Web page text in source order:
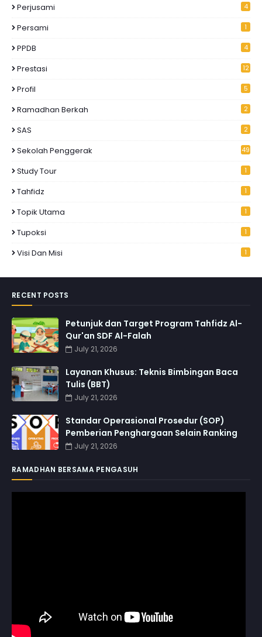
Perjusami 4
Persami 1
PPDB 4
Prestasi 12
Profil 5
Ramadhan Berkah 2
SAS 2
Sekolah Penggerak 49
Study Tour 1
Tahfidz 1
Topik Utama 1
Tupoksi 1
Visi Dan Misi 1
RECENT POSTS
Petunjuk dan Target Program Tahfidz Al-
Qur'an SDF Al-Falah
July 21, 2026
Layanan Khusus: Teknis Bimbingan Baca
Tulis (BBT)
July 21, 2026
Standar Operasional Prosedur (SOP)
Pemberian Penghargaan Selain Ranking
July 21, 2026
RAMADHAN BERSAMA PENGASUH